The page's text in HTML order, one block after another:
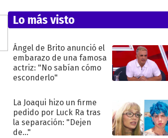
Lo más visto
Ángel de Brito anunció el
embarazo de una famosa
actriz: "No sabían cómo
esconderlo"
La Joaqui hizo un firme
pedido por Luck Ra tras
la separación: "Dejen
de..."